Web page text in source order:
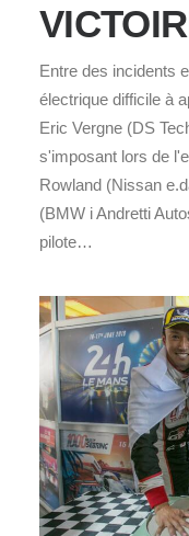
Entre des incidents
électrique difficile à
Eric Vergne (DS
s'imposant lors de
Rowland (Nissan
(BMW i Andretti
pilote…